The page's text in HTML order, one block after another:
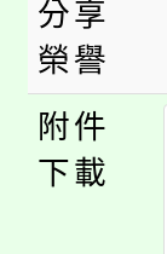
分享
榮譽
附件
下載